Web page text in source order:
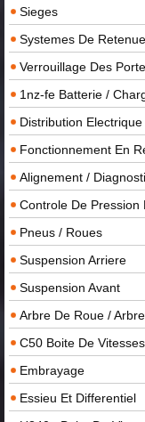
Sieges
Systemes De
Verrouillage Des
1nz-fe Batterie /
Distribution Electrique
Fonctionnement En
Alignement /
Controle De Pression
Pneus / Roues
Suspension Arriere
Suspension Avant
Arbre De Roue /
C50 Boite De
Embrayage
Essieu Et Differentiel